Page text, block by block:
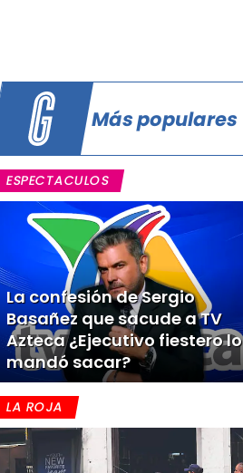
Más populares
ESPECTACULOS
La confesión de Sergio
Basañez que sacude a TV
Azteca ¿Ejecutivo fiestero lo
mandó sacar?
LA ROJA